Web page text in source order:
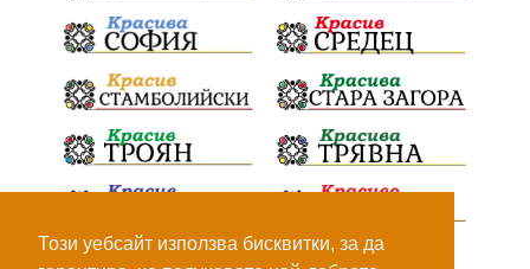
Този уебсайт използва бисквитки, за да